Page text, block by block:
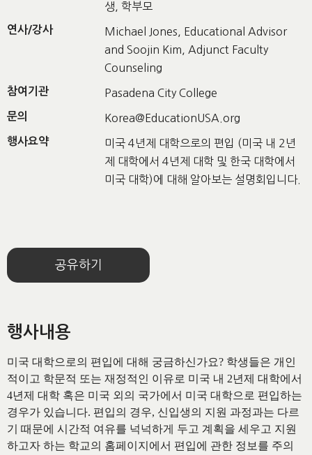
생, 학부모
연사/강사
Michael Jones, Educational Advisor
and Soojin Kim, Adjunct Faculty
Counseling
참여기관 Pasadena City College
문의 Korea@EducationUSA.org
행사요약
미국 4년제 대학으로의 편입 (미국 내 2년
제 대학에서 4년제 대학 및 한국 대학에서
미국 대학)에 대해 알아보는 설명회입니다.
공유하기
행사내용
미국 대학으로의 편입에 대해 궁금하신가요? 학생들은 개인
적이고 학문적 또는 재정적인 이유로 미국 내 2년제 대학에서
4년제 대학 혹은 미국 외의 국가에서 미국 대학으로 편입하는
경우가 있습니다. 편입의 경우, 신입생의 지원 과정과는 다르
기 때문에 시간적 여유를 넉넉하게 두고 계획을 세우고 지원
하고자 하는 학교의 홈페이지에서 편입에 관한 정보를 주의